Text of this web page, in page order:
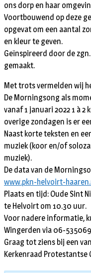
ons dorp en haar
Voortbouwend op deze
opgevat om een aantal
en kleur te geven.
Geïnspireerd door de
gemaakt.
Met trots vermelden wij
De Morningsong als
vanaf 1 januari 2022 1 à 2
overige zondagen is er
Naast korte teksten en
muziek (koor en/of
muziek).
De data van de
www.pkn-helvoirt-
Plaats en tijd: Oude Sint
te Helvoirt om 10.30 uur.
Voor nadere informatie,
Wingerden via 06-
Graag tot ziens bij een
Kerkenraad Protestantse